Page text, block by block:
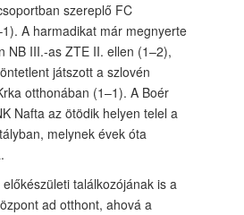
szereplő FC
A harmadikat már megnyerte
NB III.-as ZTE II. ellen (1–2),
játszott a szlovén
otthonában (1–1). A Boér
Nafta az ötödik helyen telel a
melynek évek óta
találkozójának is a
ad otthont, ahová a